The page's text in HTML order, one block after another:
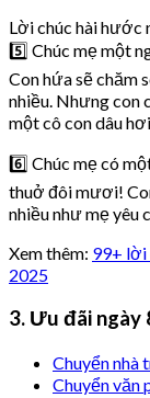
Lời chúc hài hước
5️⃣ Chúc mẹ một
Con hứa sẽ chăm
nhiều. Nhưng con
một cô con dâu
6️⃣ Chúc mẹ có
thuở đôi mươi!
nhiều như mẹ yêu
Xem thêm: 99+ lời
2025
3. Ưu đãi ngày
Chuyển nhà
Chuyển văn